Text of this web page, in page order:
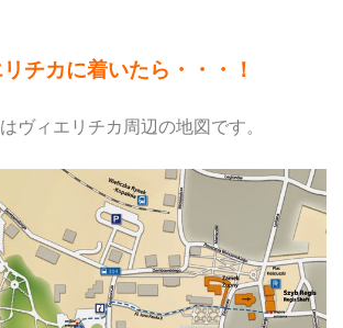
チカに着いたら・・・！
ヴィエリチカ周辺の地図です。